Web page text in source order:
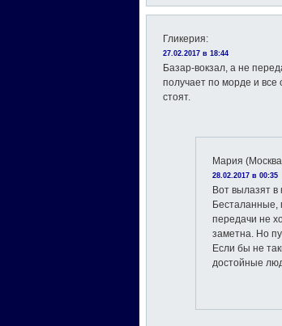
Гликерия:
27.02.2017 в 18:44
Базар-вокзал, а не
получает по морде и все
стоят.
Мария
28.02.2017 в 00:35
Вот вылазят в
Бесталанные,
передачи не
заметна. Но
Если бы не
достойные